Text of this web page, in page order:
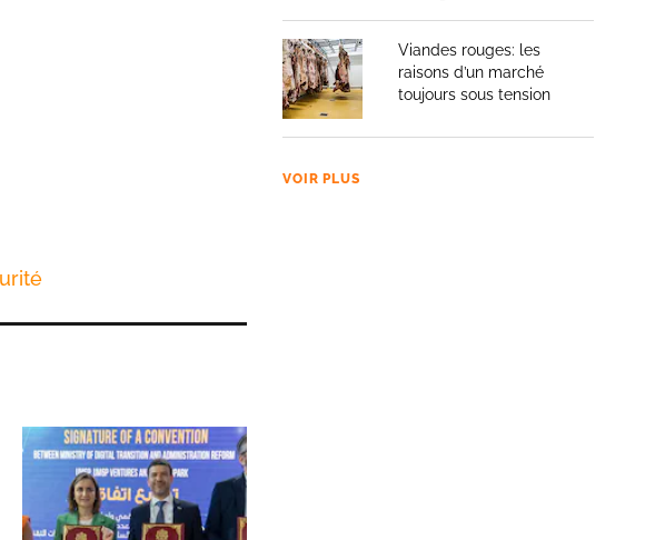
Viandes rouges: les
raisons d’un marché
toujours sous tension
VOIR PLUS